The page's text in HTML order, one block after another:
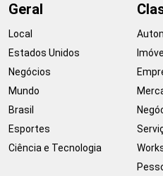
Geral
Local
Estados Unidos
Negócios
Mundo
Brasil
Esportes
Ciência e Tecnologia